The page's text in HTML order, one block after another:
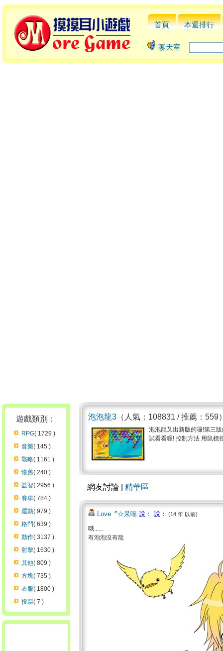
首頁 本週排行
聊天室
遊戲類別：
RPG( 1729 )
音樂( 145 )
戰略( 1161 )
懷舊( 240 )
益智( 2956 )
賽車( 784 )
運動( 979 )
格鬥( 639 )
動作( 3137 )
射擊( 1630 )
其他( 809 )
方塊( 735 )
衣服( 1800 )
投票( 7 )
泡泡龍3 （人氣：108831 / 推薦：559
泡泡龍又出新版的囉!第三
試看看喔! 控制方法 用鼠標
網友討論 | 精華區
Love〞☆呆喵 說： 說： (14 年 以前)
哦......
有泡泡沒有龍